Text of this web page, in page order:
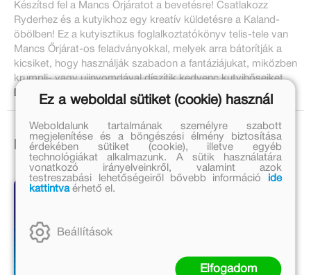
Készítsd fel a Mancs Őrjáratot a bevetésre! Csatlakozz
Ryderhez és a kutyikhoz egy kreatív küldetésre a Kaland-
öbölben! Ez a kutyisztikus foglalkoztatókönyv telis-tele van
Mancs Őrjárat-os feladványokkal, melyek arra bátorítják a
kicsiket, hogy használják szabadon a fantáziájukat, miközben
krumpli- vagy ujjnyomdával díszítik kedvenc kutyihőseiket.
Bővebben:
Ezek is érdekelhetnek!
Ez a weboldal sütiket (cookie) használ
Weboldalunk tartalmának személyre szabott
megjelenítése és a böngészési élmény biztosítása
érdekében sütiket (cookie), illetve egyéb
technológiákat alkalmazunk. A sütik használatára
vonatkozó irányelveinkről, valamint azok
testreszabási lehetőségeiről bővebb információ
ide
kattintvaérhető el.
Beállítások
Elfogadom